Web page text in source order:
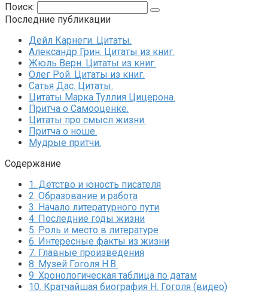
Поиск:
Последние публикации
Дейл Карнеги. Цитаты.
Александр Грин. Цитаты из книг.
Жюль Верн. Цитаты из книг.
Олег Рой. Цитаты из книг.
Сатья Дас. Цитаты.
Цитаты Марка Туллия Цицерона.
Притча о Самооценке.
Цитаты про смысл жизни.
Притча о ноше.
Мудрые притчи.
Содержание
1. Детство и юность писателя
2. Образование и работа
3. Начало литературного пути
4. Последние годы жизни
5. Роль и место в литературе
6. Интересные факты из жизни
7. Главные произведения
8. Музей Гоголя Н.В.
9. Хронологическая таблица по датам
10. Кратчайшая биография Н. Гоголя (видео)